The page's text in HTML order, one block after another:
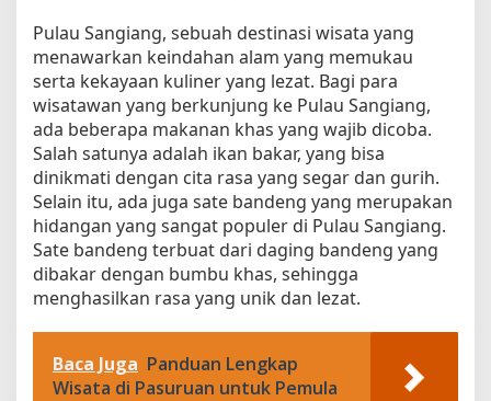
Pulau Sangiang, sebuah destinasi wisata yang
menawarkan keindahan alam yang memukau
serta kekayaan kuliner yang lezat. Bagi para
wisatawan yang berkunjung ke Pulau Sangiang,
ada beberapa makanan khas yang wajib dicoba.
Salah satunya adalah ikan bakar, yang bisa
dinikmati dengan cita rasa yang segar dan gurih.
Selain itu, ada juga sate bandeng yang merupakan
hidangan yang sangat populer di Pulau Sangiang.
Sate bandeng terbuat dari daging bandeng yang
dibakar dengan bumbu khas, sehingga
menghasilkan rasa yang unik dan lezat.
Baca Juga Panduan Lengkap
Wisata di Pasuruan untuk Pemula